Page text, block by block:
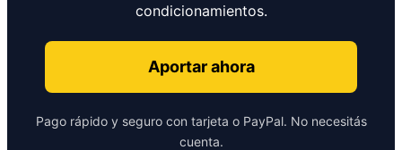
condicionamientos.
Aportar ahora
Pago rápido y seguro con tarjeta o PayPal. No necesitás
cuenta.